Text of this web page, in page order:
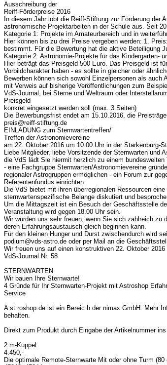
Ausschreibung der
Reiff-Förderpreise 2016
In diesem Jahr lobt die Reiff-Stiftung zur Förderung der
astronomische Projektarbeiten in der Schule aus. Seit
Kategorie 1: Projekte im Amateurbereich und in
Hier können bis zu drei Preise vergeben werden: 1.
bestimmt. Für die Bewertung hat die aktive Beteiligung
Kategorie 2: Astronomie-Projekte für das Kindergarten-
Hier beträgt das Preisgeld 500 Euro. Das Preisgeld ist
Vorbildcharakter haben - es sollte in gleicher oder
Bewerben können sich sowohl Einzelpersonen als
mit Verweis auf bisherige Veröffentlichungen zum
VdS-Journal, bei Sterne und Weltraum oder
Preisgeld
konkret eingesetzt werden soll (max. 3 Seiten)
Die Bewerbungsfrist endet am 15.10.2016, die
preis@reiff-stiftung.de
EINLADUNG zum Sternwartentreffen/
Treffen der Astronomievereine
am 22. Oktober 2016 um 10.00 Uhr in der Starkenburg-
Liebe Mitglieder, liebe Vorsitzende der Sternwarten und
die VdS lädt Sie hiermit herzlich zu einem
- eine Fachgruppe Sternwarten/Astronomievereine
regionaler Astrogruppen ermöglichen - ein Forum zur
Referentenfundus einrichten
Die VdS bietet mit ihren überregionalen Ressourcen
sternwartenspezifische Belange diskutiert und
Um die Mittagszeit ist ein Besuch der Geschäftsstelle
Veranstaltung wird gegen 18.00 Uhr sein.
Wir würden uns sehr freuen, wenn Sie sich zahlreich zu
deren Erfahrungsaustausch gleich beginnen kann.
Für den kleinen Hunger und Durst zwischendurch wird
podium@vds-astro.de oder per Mail an die
Wir freuen uns auf einen konstruktiven 22. Oktober
VdS-Journal Nr. 58
STERNWARTEN
Wir bauen Ihre Sternwarte!
4 Gründe für Ihr Sternwarten-Projekt mit Astroshop
Service
A st roshop.de ist ein Bereic h der nimax GmbH. Mehr
behalten.
Direkt zum Produkt durch Eingabe der Artikelnummer
2 m-Kuppel
4.450,-
Die optimale Remote-Sternwarte Mit oder ohne Turm